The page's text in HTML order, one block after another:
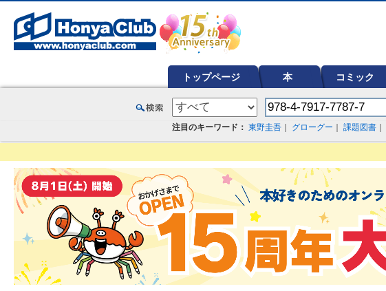
トップページ 本 コミック
注目のキーワード： 東野圭吾 グローグー 課題図書